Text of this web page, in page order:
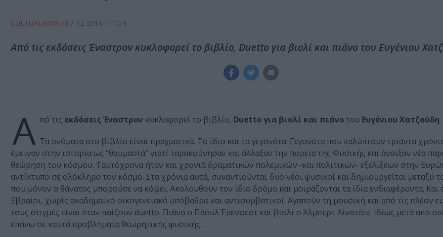
CULTURENOW / 07-12-2016 / 11:04
Από τις εκδόσεις Έναστρον κυκλοφορεί το βιβλίο, Duetto για βιολί και πιάνο του Ευγένιου
Α πό τις εκδόσεις Έναστρον κυκλοφορεί το βιβλίο, Duetto για βιολί και πιάνο του Ευγένιου Χατζούδη.
Τα ονόματα στο βιβλίο είναι πραγματικά. Το ίδιο και τα γεγονότα. Γεγονότα που καλύπτουν τριάντα
έμειναν στην ιστορία ως “θαυμαστά” γιατί ταρακούνησαν και άλλαξαν την πορεία της Φυσικής και άνοιξαν νέα
θεώρηση του κόσμου. Ταυτόχρονα ήταν και χρονιά δραματικών πολεμικών -και πολιτικών- εξελίξεων στην
αντίκτυπο σε ολόκληρο τον κόσμο. Στα χρόνια αυτά, συναντιούνται δυο νέοι φυσικοί και δημιουργείται μεταξύ
που μόνον ο θάνατος μπορούσε να κόψει. Ακολουθούν τον ίδιο δρόμο και μοιράζονται τα ίδια ενδιαφέροντα. Και
Εβραίοι, χωρίς ακαδημαϊκό οικογενειακό υπόβαθρο και αντισυμβατικοί. Αγαπούν τη μουσική και από τις πλέον
τους στιγμές είναι όταν παίζουν duetto. Πιάνο ο Πάουλ Έρενφεστ και βιολί ο Άλμπερτ Αϊνστάιν. Ιδίως μετά από
επάνω σε καυτά προβλήματα θεωρητικής φυσικής…